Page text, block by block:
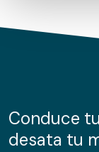
de cookies.
información
nuestros
Conduce
desata tu